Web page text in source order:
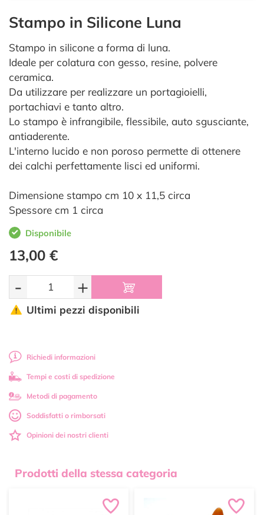
Stampo in Silicone Luna
Stampo in silicone a forma di luna.
Ideale per colatura con gesso, resine, polvere
ceramica.
Da utilizzare per realizzare un portagioielli,
portachiavi e tanto altro.
Lo stampo è infrangibile, flessibile, auto sgusciante,
antiaderente.
L'interno lucido e non poroso permette di ottenere
dei calchi perfettamente lisci ed uniformi.
Dimensione stampo cm 10 x 11,5 circa
Spessore cm 1 circa
Disponibile
13,00 €
- +
Ultimi pezzi disponibili
Richiedi informazioni
Tempi e costi di spedizione
Metodi di pagamento
Soddisfatti o rimborsati
Opinioni dei nostri clienti
Prodotti della stessa categoria